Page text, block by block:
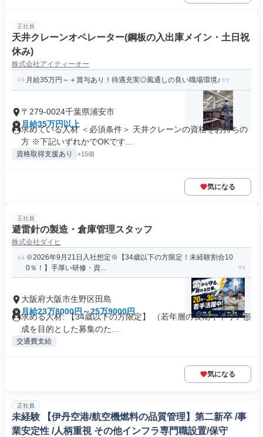
正社員
天井クレーンオペレーター(鋼板の入出庫メイン・土日祝
休み)
株式会社アイティーオー
月給35万円～＋賞与あり！待遇充実◎風通しの良い職場環境♪
〒279-0024千葉県浦安市
月給35万円以上
求めている人材 ＜必須条件＞ 天井クレーンの資格をお持ちの
方 ※下記いずれかでOKです...
資格取得支援あり +15個
気になる
正社員
避雷針の製造・倉庫管理スタッフ
株式会社ダイヒ
※2026年9月21日入社想定※【34歳以下の方限定！未経験割合10
0％！】手厚い研修・資...
大阪府大阪市生野区田島
月給23万8000円～25万9000円
求める人材: 【34歳以下の方限定】 （若年層の長期キャリア形
成を目的とした募集のた...
交通費支給
気になる
正社員
未経験 【伊丹空港/航空機燃料の品質管理】第二新卒 /事
業安定性 /人柄重視 その他インフラ専門職設置/保守